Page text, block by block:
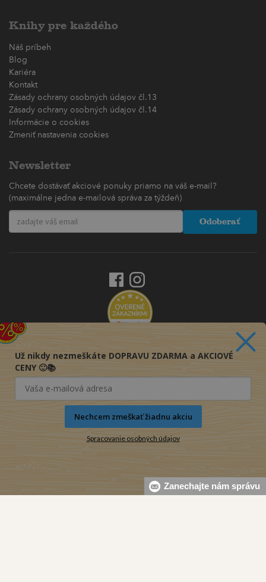
Knihy pre každého
Náš príbeh
Blog
Kariéra
Kontakt
Zásady ochrany osobných údajov čl.13
Zásady ochrany osobných údajov čl.14
Informácie o cookies
Zmeniť nastavenia cookies
Newsletter
Chcete dostávať akciové ponuky priamo na váš e-mail?
(maximálne jedna e-mailová správa za týždeň)
Odoberať
Zanechajte nám správu
Už nikdy nezmeškáte DOPRAVU ZDARMA a AKCIOVÉ
CENY 🙂📚
Nechcem zmeškať žiadnu akciu
Spracovanie osobných údajov